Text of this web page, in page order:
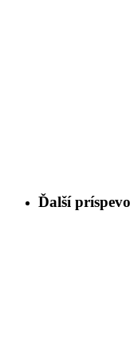
Ďalší